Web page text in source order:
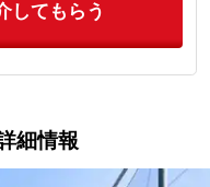
してもらう
細情報